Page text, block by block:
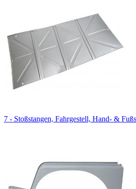
7 - Stoßstangen, Fahrgestell, Hand- &